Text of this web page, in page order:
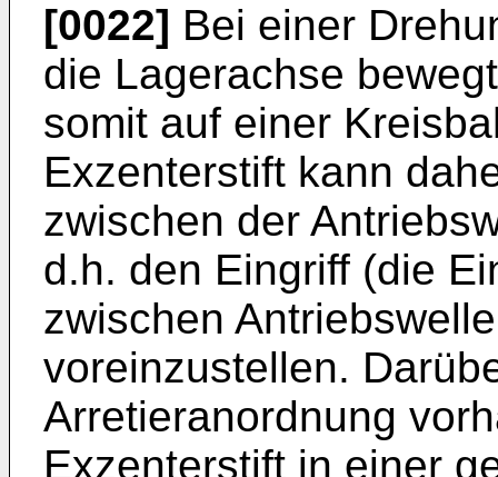
[0022] Bei einer
die Lagerachse
somit auf einer
Exzenterstift kann
zwischen der
d.h. den Eingriff (die
zwischen
voreinzustellen.
Arretieranordnung
Exzenterstift in einer